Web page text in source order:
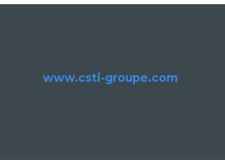
www.csti-groupe.com